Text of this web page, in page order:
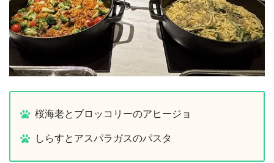
桜海老とブロッコリーのアヒージョ
しらすとアスパラガスのパスタ